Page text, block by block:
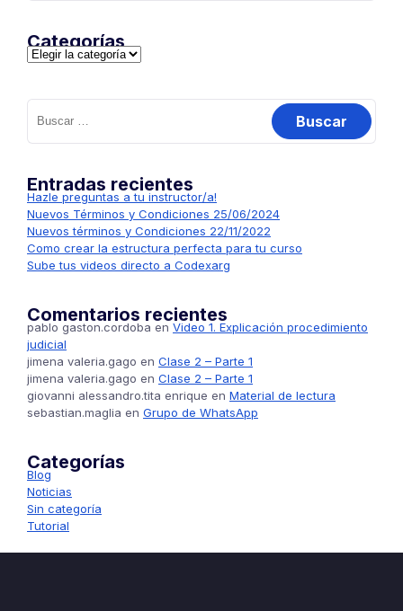
Categorías
Categorías
Buscar:
Entradas recientes
Hazle preguntas a tu instructor/a!
Nuevos Términos y Condiciones 25/06/2024
Nuevos términos y Condiciones 22/11/2022
Como crear la estructura perfecta para tu curso
Sube tus videos directo a Codexarg
Comentarios recientes
pablo gaston.cordoba en Video 1. Explicación procedimiento
judicial
jimena valeria.gago en Clase 2 – Parte 1
jimena valeria.gago en Clase 2 – Parte 1
giovanni alessandro.tita enrique en Material de lectura
sebastian.maglia en Grupo de WhatsApp
Categorías
Blog
Noticias
Sin categoría
Tutorial